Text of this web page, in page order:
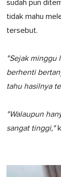
sudah pun
tidak mahu
tersebut.
"Sejak minggu
berhenti
tahu hasilnya
"Walaupun
sangat tinggi,"